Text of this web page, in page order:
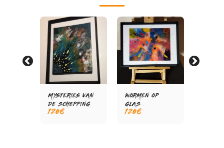
MYSTERIES VAN
DE SCHEPPING
120€
WORMEN OP
GLAS
120€